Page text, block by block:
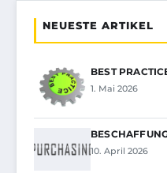
NEUESTE ARTIKEL
BEST
1. Mai 2026
10. April 2026